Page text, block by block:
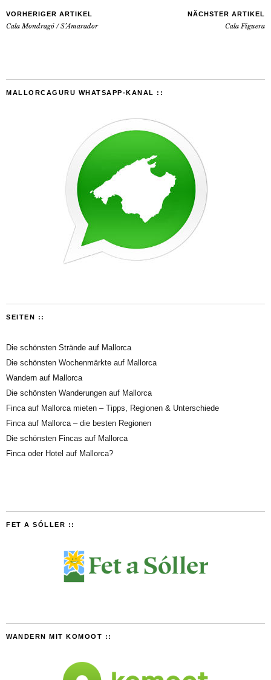
VORHERIGER ARTIKEL
Cala Mondragó / S’Amarador
NÄCHSTER ARTIKEL
Cala Figuera
MALLORCAGURU WHATSAPP-KANAL ::
SEITEN ::
Die schönsten Strände auf Mallorca
Die schönsten Wochenmärkte auf Mallorca
Wandern auf Mallorca
Die schönsten Wanderungen auf Mallorca
Finca auf Mallorca mieten – Tipps, Regionen & Unterschiede
Finca auf Mallorca – die besten Regionen
Die schönsten Fincas auf Mallorca
Finca oder Hotel auf Mallorca?
FET A SÓLLER ::
WANDERN MIT KOMOOT ::